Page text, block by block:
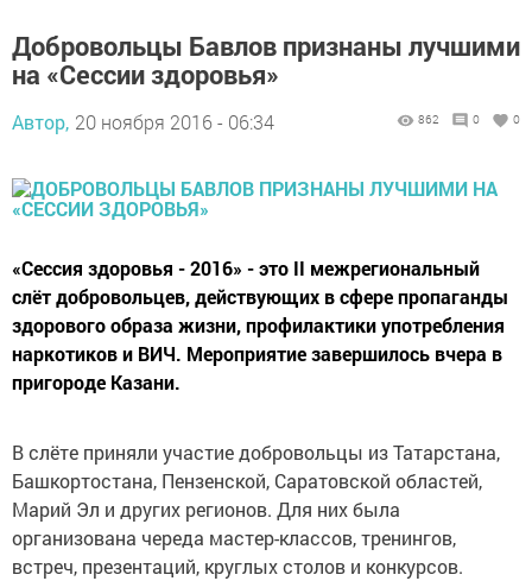
Добровольцы Бавлов признаны лучшими
на «Сессии здоровья»
Автор, 20 ноября 2016 - 06:34 862 0 0
«Сессия здоровья - 2016» - это II межрегиональный
слёт добровольцев, действующих в сфере пропаганды
здорового образа жизни, профилактики употребления
наркотиков и ВИЧ. Мероприятие завершилось вчера в
пригороде Казани.
В слёте приняли участие добровольцы из Татарстана,
Башкортостана, Пензенской, Саратовской областей,
Марий Эл и других регионов. Для них была
организована череда мастер-классов, тренингов,
встреч, презентаций, круглых столов и конкурсов.